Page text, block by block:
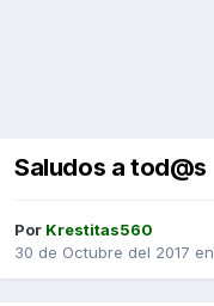
Saludos a tod@s
Por Krestitas560
30 de Octubre del 2017 en